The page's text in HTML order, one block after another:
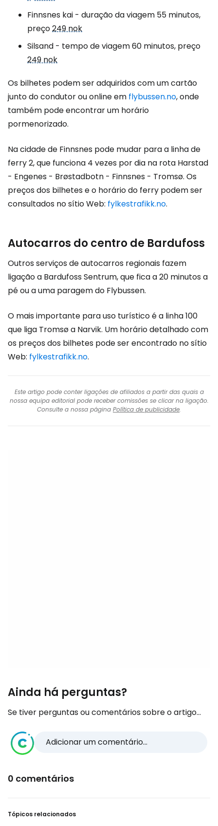
Finnsnes kai - duração da viagem 55 minutos,
preço249 nok
Silsand - tempo de viagem 60 minutos, preço
249 nok
Os bilhetes podem ser adquiridos com um cartão
junto do condutor ou online em flybussen.no, onde
também pode encontrar um horário
pormenorizado.
Na cidade de Finnsnes pode mudar para a linha de
ferry 2, que funciona 4 vezes por dia na rota Harstad
- Engenes - Brøstadbotn - Finnsnes - Tromsø. Os
preços dos bilhetes e o horário do ferry podem ser
consultados no sítio Web: fylkestrafikk.no.
Autocarros do centro de Bardufoss
Outros serviços de autocarros regionais fazem
ligação a Bardufoss Sentrum, que fica a 20 minutos a
pé ou a uma paragem do Flybussen.
O mais importante para uso turístico é a linha 100
que liga Tromsø a Narvik. Um horário detalhado com
os preços dos bilhetes pode ser encontrado no sítio
Web: fylkestrafikk.no.
Este artigo pode conter ligações de afiliados a partir das quais a
nossa equipa editorial pode receber comissões se clicar na ligação.
Consulte a nossa página Política de publicidade.
Ainda há perguntas?
Se tiver perguntas ou comentários sobre o artigo...
Adicionar um comentário...
0 comentários
Tópicos relacionados